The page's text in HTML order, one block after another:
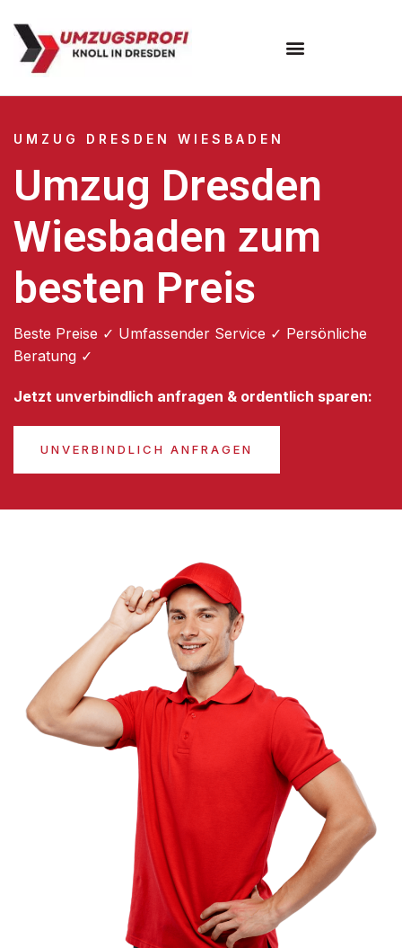
UMZUG DRESDEN WIESBADEN
Umzug Dresden
Wiesbaden zum
besten Preis
Beste Preise ✓ Umfassender Service ✓ Persönliche
Beratung ✓
Jetzt unverbindlich anfragen & ordentlich sparen:
UNVERBINDLICH ANFRAGEN